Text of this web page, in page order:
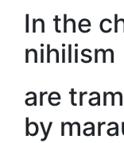
In the
nihilism
are
by